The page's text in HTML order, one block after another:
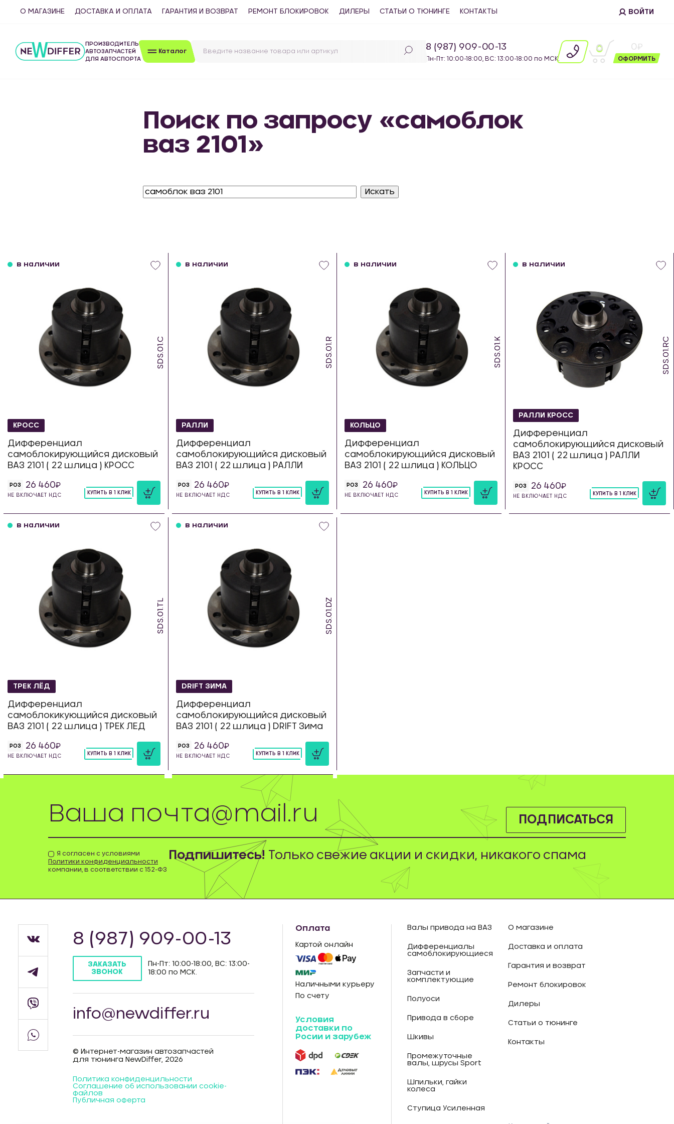
О МАГАЗИНЕ ДОСТАВКА И ОПЛАТА ГАРАНТИЯ И ВОЗВРАТ РЕМОНТ БЛОКИРОВОК ДИЛЕРЫ СТАТЬИ О ТЮНИНГЕ КОНТАКТЫ ВОЙТИ
ПРОИЗВОДИТЕЛЬ
АВТОЗАПЧАСТЕЙ
ДЛЯ АВТОСПОРТА
Каталог 8 (987) 909-00-13
Пн-Пт: 10:00-18:00, ВС: 13:00-18:00 по МСК.
0 0
ОФОРМИТЬ
Поиск по запросу «самоблок
ваз 2101»
SDS.01.C
в наличии
КРОСС
Дифференциал
самоблокирующийся дисковый
ВАЗ 2101 ( 22 шлица ) КРОСС
РОЗ 26 460
НЕ ВКЛЮЧАЕТ НДС КУПИТЬ В 1 КЛИК
SDS.01.R
в наличии
РАЛЛИ
Дифференциал
самоблокирующийся дисковый
ВАЗ 2101 ( 22 шлица ) РАЛЛИ
РОЗ 26 460
НЕ ВКЛЮЧАЕТ НДС КУПИТЬ В 1 КЛИК
SDS.01.K
в наличии
КОЛЬЦО
Дифференциал
самоблокирующийся дисковый
ВАЗ 2101 ( 22 шлица ) КОЛЬЦО
РОЗ 26 460
НЕ ВКЛЮЧАЕТ НДС КУПИТЬ В 1 КЛИК
SDS.01.RC
в наличии
РАЛЛИ КРОСС
Дифференциал
самоблокирующийся дисковый
ВАЗ 2101 ( 22 шлица ) РАЛЛИ
КРОСС
РОЗ 26 460
НЕ ВКЛЮЧАЕТ НДС КУПИТЬ В 1 КЛИК
SDS.01.TL
в наличии
ТРЕК ЛЁД
Дифференциал
самоблокикующийся дисковый
ВАЗ 2101 ( 22 шлица ) ТРЕК ЛЕД
РОЗ 26 460
НЕ ВКЛЮЧАЕТ НДС КУПИТЬ В 1 КЛИК
SDS.01.DZ
в наличии
DRIFT ЗИМА
Дифференциал
самоблокирующийся дисковый
ВАЗ 2101 ( 22 шлица ) DRIFT Зима
РОЗ 26 460
НЕ ВКЛЮЧАЕТ НДС КУПИТЬ В 1 КЛИК
ПОДПИСАТЬСЯ
Я согласен с условиями
Политики конфиденциальности
компании, в соответствии с 152-ФЗ
Подпишитесь! Только свежие акции и скидки, никакого спама
8 (987) 909-00-13
ЗАКАЗАТЬ
ЗВОНОК
Пн-Пт: 10:00-18:00, ВС: 13:00-
18:00 по МСК.
info@newdiffer.ru
© Интернет-магазин автозапчастей
для тюнинга NewDiffer, 2026
Политика конфиденцильности
Соглашение об использовании cookie-
файлов
Публичная оферта
Оплата
Картой онлайн
Наличными курьеру
По счету
Условия
доставки по
Росии и зарубеж
Валы привода на ВАЗ
Дифференциалы
самоблокирующиеся
Запчасти и
комплектующие
Полуоси
Привода в сборе
Шкивы
Промежуточные
валы, шрусы Sport
Шпильки, гайки
колеса
Ступица Усиленная
О магазине
Доставка и оплата
Гарантия и возврат
Ремонт блокировок
Дилеры
Статьи о тюнинге
Контакты